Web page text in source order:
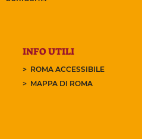
INFO UTILI
ROMA ACCESSIBILE
MAPPA DI ROMA